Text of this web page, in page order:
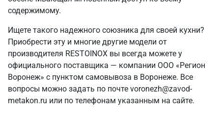
содержимому.
Ищете такого надежного союзника для своей кухни?
Приобрести эту и многие другие модели от
производителя RESTOINOX вы всегда можете у
официального поставщика — компании ООО «Регион
Воронеж» с пунктом самовывоза в Воронеже. Все
вопросы можно задать по почте voronezh@zavod-
metakon.ru или по телефонам указанным на сайте.